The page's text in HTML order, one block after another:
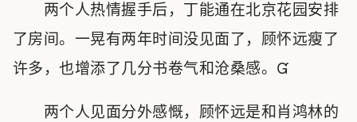
两个人热情握手后，丁能通在北京花园安排
了房间。一晃有两年时间没见面了，顾怀远瘦了
许多，也增添了几分书卷气和沧桑感。
两个人见面分外感慨，顾怀远是和肖鸿林的